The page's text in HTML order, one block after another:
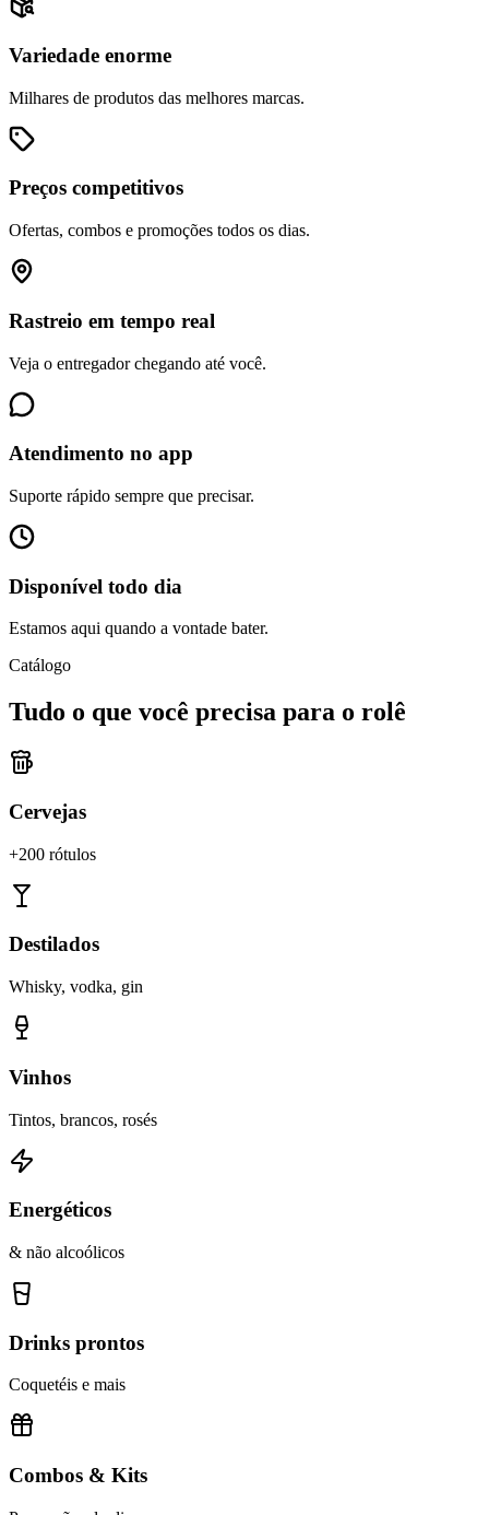
Variedade enorme
Milhares de produtos das melhores marcas.
Preços competitivos
Ofertas, combos e promoções todos os dias.
Rastreio em tempo real
Veja o entregador chegando até você.
Atendimento no app
Suporte rápido sempre que precisar.
Disponível todo dia
Estamos aqui quando a vontade bater.
Catálogo
Tudo o que você precisa para o rolê
Cervejas
+200 rótulos
Destilados
Whisky, vodka, gin
Vinhos
Tintos, brancos, rosés
Energéticos
& não alcoólicos
Drinks prontos
Coquetéis e mais
Combos & Kits